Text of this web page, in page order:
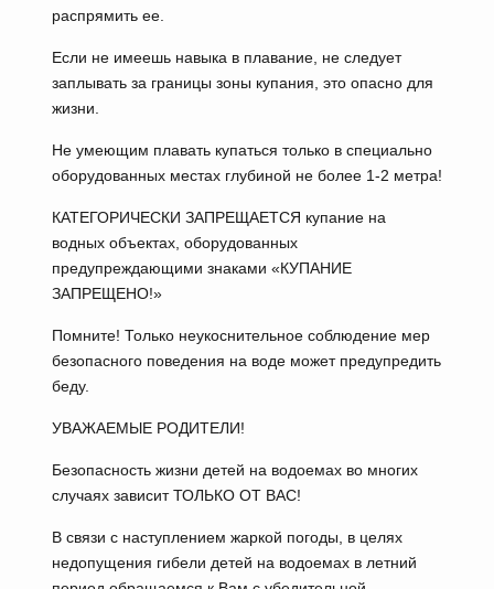
распрямить ее.
Если не имеешь навыка в плавание, не следует
заплывать за границы зоны купания, это опасно для
жизни.
Не умеющим плавать купаться только в специально
оборудованных местах глубиной не более 1-2 метра!
КАТЕГОРИЧЕСКИ ЗАПРЕЩАЕТСЯ купание на
водных объектах, оборудованных
предупреждающими знаками «КУПАНИЕ
ЗАПРЕЩЕНО!»
Помните! Только неукоснительное соблюдение мер
безопасного поведения на воде может предупредить
беду.
УВАЖАЕМЫЕ РОДИТЕЛИ!
Безопасность жизни детей на водоемах во многих
случаях зависит ТОЛЬКО ОТ ВАС!
В связи с наступлением жаркой погоды, в целях
недопущения гибели детей на водоемах в летний